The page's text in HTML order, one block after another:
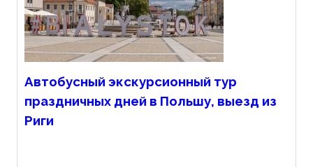
Автобусный экскурсионный тур
праздничных дней в Польшу, выезд из
Риги